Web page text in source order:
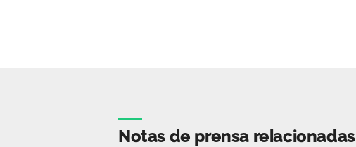
Notas de prensa relacionadas